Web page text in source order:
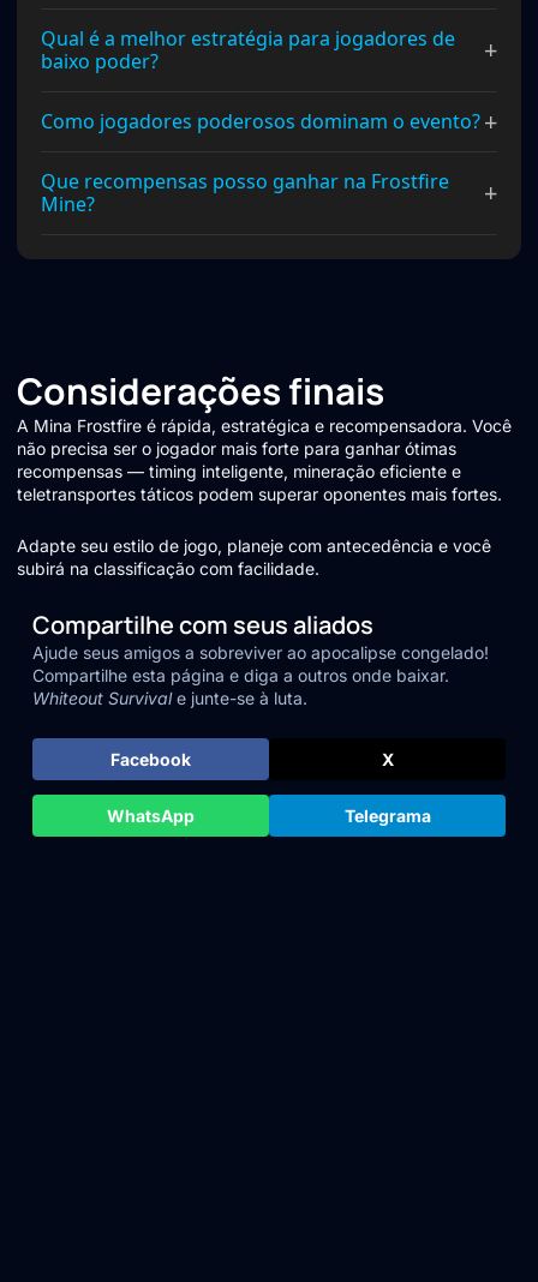
Qual é a melhor estratégia para jogadores de
baixo poder?
+
Como jogadores poderosos dominam o evento?+
Que recompensas posso ganhar na Frostfire
Mine?
+
Considerações finais
A Mina Frostfire é rápida, estratégica e recompensadora. Você
não precisa ser o jogador mais forte para ganhar ótimas
recompensas — timing inteligente, mineração eficiente e
teletransportes táticos podem superar oponentes mais fortes.
Adapte seu estilo de jogo, planeje com antecedência e você
subirá na classificação com facilidade.
Compartilhe com seus aliados
Ajude seus amigos a sobreviver ao apocalipse congelado!
Compartilhe esta página e diga a outros onde baixar.
Whiteout Survivale junte-se à luta.
Facebook X
WhatsApp Telegrama